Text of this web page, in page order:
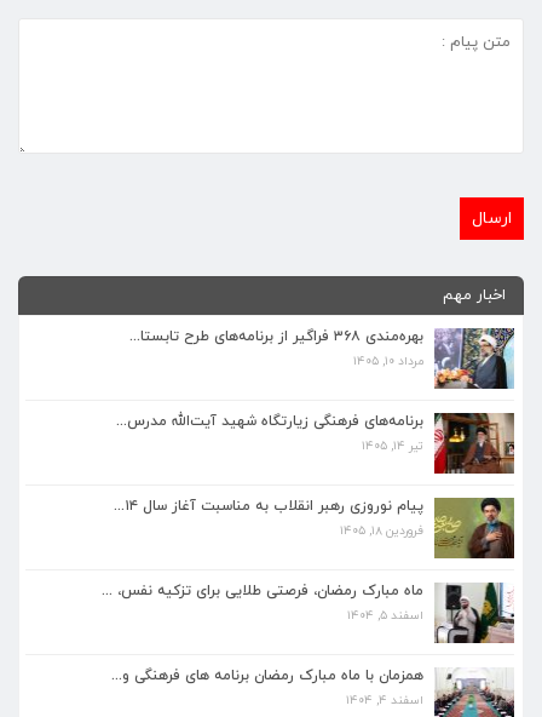
اخبار مهم
بهره‌مندی ۳۶۸ فراگیر از برنامه‌های طرح تابستا...
مرداد ۱۰, ۱۴۰۵
برنامه‌های فرهنگی زیارتگاه شهید آیت‌الله مدرس...
تیر ۱۴, ۱۴۰۵
پیام نوروزی رهبر انقلاب به مناسبت آغاز سال ۱۴...
فروردین ۱۸, ۱۴۰۵
ماه مبارک رمضان، فرصتی طلایی برای تزکیه نفس، ...
اسفند ۵, ۱۴۰۴
همزمان با ماه مبارک رمضان برنامه های فرهنگی و...
اسفند ۴, ۱۴۰۴
برنامه‌های فرهنگی زیارتگاه شهید آیت‌الله مدرس...
پیام نوروزی رهبر انقلاب به مناسبت آغاز سال ۱۴...
ماه مبارک رمضان، فرصتی طلایی برای تزکیه نفس، ...
همزمان با ماه مبارک رمضان برنامه های فرهنگی و...
اسفند ۴, ۱۴۰۴
بهره‌مندی ۳۶۸ فراگیر از برنامه‌های طرح تابستا...
مرداد ۱۰, ۱۴۰۵